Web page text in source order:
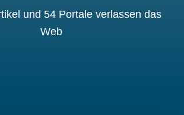
und 54 Portale verlassen das
Web